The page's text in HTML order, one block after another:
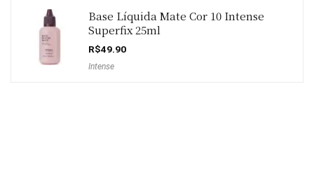
Base Líquida Mate Cor 10 Intense
Superfix 25ml
R$49.90
Intense